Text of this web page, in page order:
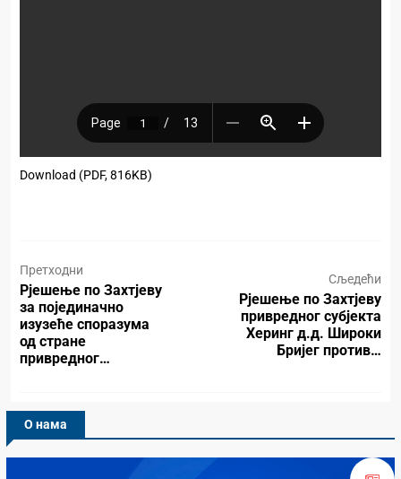
Download (PDF, 816KB)
Претходни
Рјешење по Захтјеву
за појединачно
изузеће споразума
од стране
привредног…
Сљедећи
Рјешење по Захтјеву
привредног субјекта
Херинг д.д. Широки
Бријег против…
О нама